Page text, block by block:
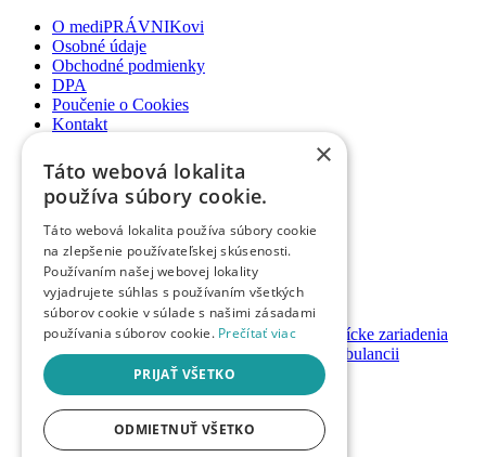
O mediPRÁVNIKovi
Osobné údaje
Obchodné podmienky
DPA
Poučenie o Cookies
Kontakt
Newsletter
Články
Podcasty
Informované súhlasy
Právny web pre ambulancie
Právnik na telefóne
GDPR ambulancie / lekárne
Systémy bezpečnosti pacienta pre zdravotnícke zariadenia
Nastavenie priamych platieb pacienta v ambulancii
Založenie / prevody ambulancií a lekární
Registrácia
Prihlásenie
Návody & manuály
×
Táto webová lokalita
používa súbory cookie.
Táto webová lokalita používa súbory cookie
na zlepšenie používateľskej skúsenosti.
Používaním našej webovej lokality
vyjadrujete súhlas s používaním všetkých
súborov cookie v súlade s našimi zásadami
používania súborov cookie. Prečítať viac
PRIJAŤ VŠETKO
ODMIETNUŤ VŠETKO